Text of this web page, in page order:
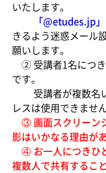
いたします。
「@etudes.jp」
きるよう迷惑メール
願いします。
② 受講者1名につ
です。
受講者が複数名い
レスは使用できません
③ 画面スクリーン
影はいかなる理由が
④ お一人につきひ
複数人で共有するこ